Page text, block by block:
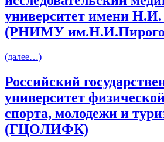
университет имени Н.И.
(РНИМУ
(далее…)
Российский
университет
спорта, молодежи и
(ГЦОЛИФК)